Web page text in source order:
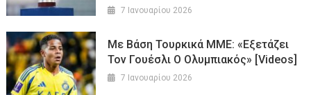
7 Ιανουαρίου 2026
Με Βάση Τουρκικά ΜΜΕ: «Εξετάζει
Τον Γουέσλι Ο Ολυμπιακός» [Videos]
7 Ιανουαρίου 2026